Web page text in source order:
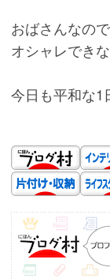
おばさんなの
オシャレでき
今日も平和な1